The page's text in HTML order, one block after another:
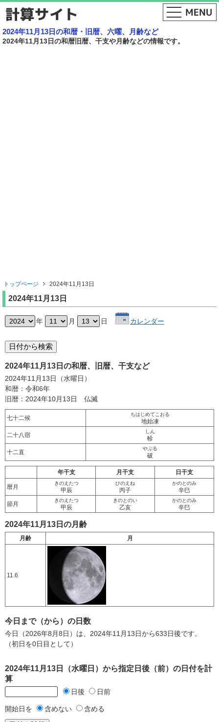
2024年11月13日の和暦・旧暦、六曜、月齢など
2024年11月13日の和暦旧暦、干支や月齢などの情報です。
トップページ 2024年11月13日
2024年11月13日
年 月 日 カレンダー
2024年11月13日の和暦、旧暦、干支など
2024年11月13日（水曜日）
和暦：令和6年
旧暦：2024年10月13日 仏滅
七十二候
ちはじめてこおる
地始凍
二十八宿
しん
軫
十二直
やぶる
破
年干支 月干支 日干支
暦月
きのえたつ
甲辰
ひのえね
丙子
かのとのみ
辛巳
節月
きのえたつ
甲辰
きのとのい
乙亥
かのとのみ
辛巳
2024年11月13日の月齢
月齢 月
11.6
今日まで（から）の日数
今日（2026年8月8日）は、2024年11月13日から633日後です。
（初日を0日目として）
2024年11月13日（水曜日）から指定日後（前）の日付を計
算
日後 日前
開始日を 含めない 含める